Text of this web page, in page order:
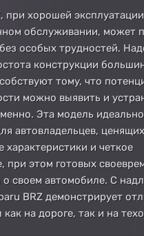
при хорошей
обслуживании, может
особых трудностей.
конструкции
тому, что
можно выявить и
Эта модель идеально
автовладельцев, ценящих
характеристики и четкое
при этом готовых
о своем автомобиле. С
BRZ демонстрирует
как на дороге, так и на